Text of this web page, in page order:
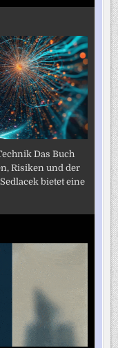
Das Buch
Risiken und der
bietet eine